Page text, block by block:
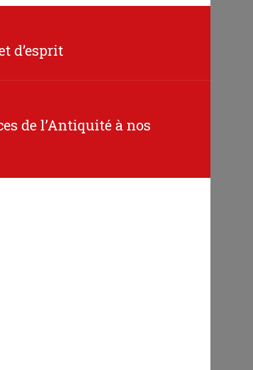
d’esprit
de l’Antiquité à nos